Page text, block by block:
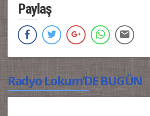
Paylaş
Radyo Lokum’DE BUGÜN